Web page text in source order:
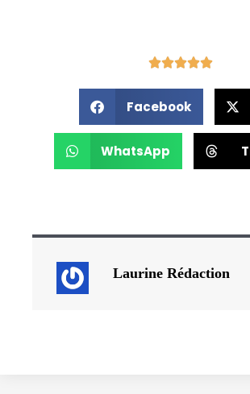
Facebook
WhatsApp
Laurine Rédaction